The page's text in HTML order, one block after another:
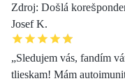
Zdroj: Došlá
Josef K.
„Sledujem vás, fandím
tlieskam! Mám